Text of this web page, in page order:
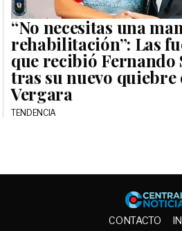
“No necesitas una
rehabilitación”: Las
que recibió
tras su nuevo quiebre
Vergara
TENDENCIA
CONTACTO